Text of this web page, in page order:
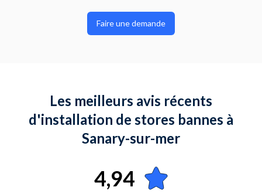
Faire une demande
Les meilleurs avis récents
d'installation de stores bannes à
Sanary-sur-mer
4,94